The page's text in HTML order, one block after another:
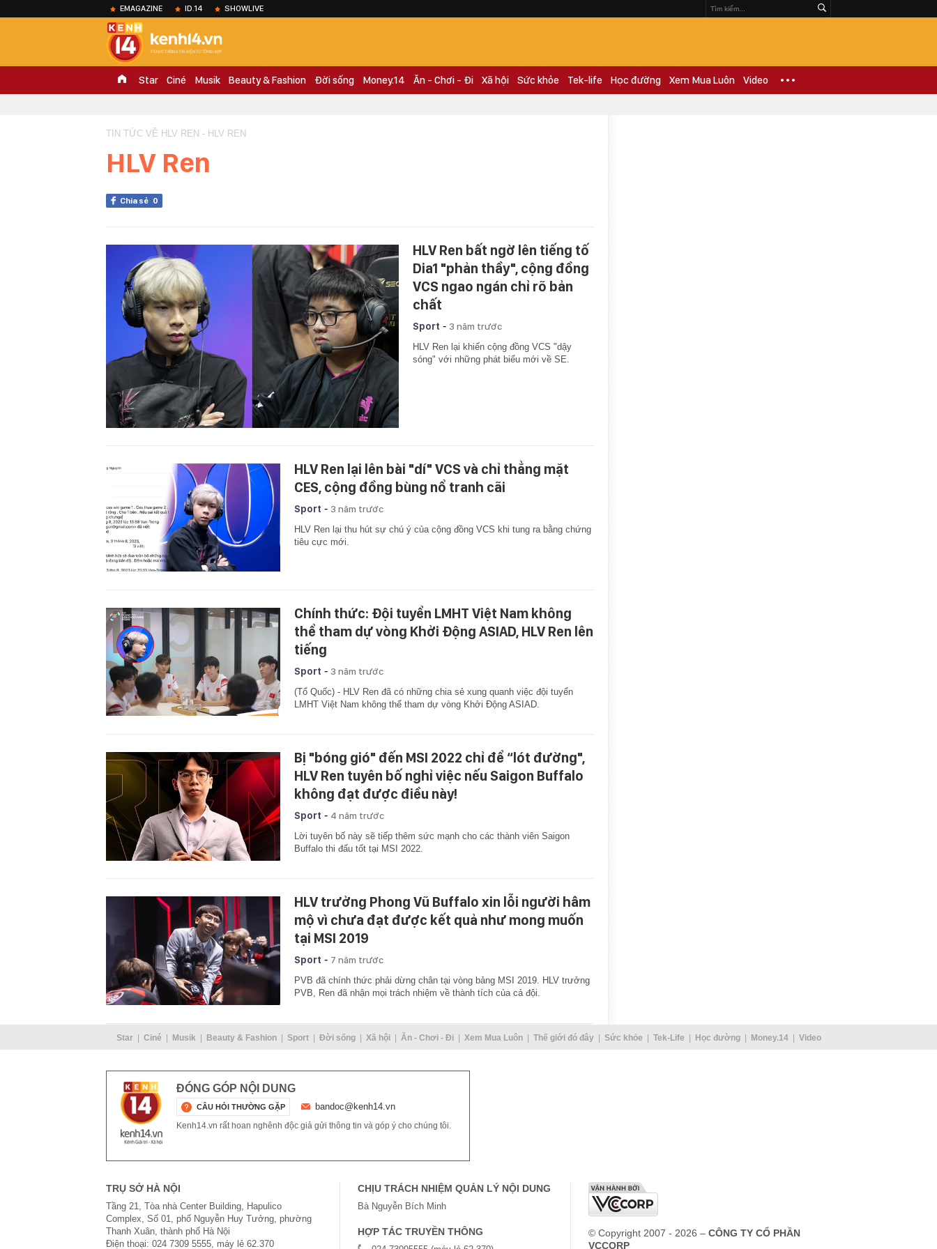
EMAGAZINE ID.14 SHOWLIVE
Star Ciné Musik Beauty & Fashion Đời sống Money.14 Ăn - Chơi - Đi Xã hội Sức khỏe Tek-life Học đường Xem Mua Luôn Video
TIN TỨC VỀ HLV REN - HLV REN
HLV Ren
Chia sẻ 0
HLV Ren bất ngờ lên tiếng tố
Dia1 "phản thầy", cộng đồng
VCS ngao ngán chỉ rõ bản
chất
Sport - 3 năm trước
HLV Ren lại khiến cộng đồng VCS "dậy
sóng" với những phát biểu mới về SE.
HLV Ren lại lên bài "dí" VCS và chỉ thẳng mặt
CES, cộng đồng bùng nổ tranh cãi
Sport - 3 năm trước
HLV Ren lại thu hút sự chú ý của cộng đồng VCS khi tung ra bằng chứng
tiêu cực mới.
Chính thức: Đội tuyển LMHT Việt Nam không
thể tham dự vòng Khởi Động ASIAD, HLV Ren lên
tiếng
Sport - 3 năm trước
(Tổ Quốc) - HLV Ren đã có những chia sẻ xung quanh việc đội tuyển
LMHT Việt Nam không thể tham dự vòng Khởi Động ASIAD.
Bị "bóng gió" đến MSI 2022 chỉ để “lót đường",
HLV Ren tuyên bố nghỉ việc nếu Saigon Buffalo
không đạt được điều này!
Sport - 4 năm trước
Lời tuyên bố này sẽ tiếp thêm sức mạnh cho các thành viên Saigon
Buffalo thi đấu tốt tại MSI 2022.
HLV trưởng Phong Vũ Buffalo xin lỗi người hâm
mộ vì chưa đạt được kết quả như mong muốn
tại MSI 2019
Sport - 7 năm trước
PVB đã chính thức phải dừng chân tại vòng bảng MSI 2019. HLV trưởng
PVB, Ren đã nhận mọi trách nhiệm về thành tích của cả đội.
Star Ciné Musik Beauty & Fashion Sport Đời sống Xã hội Ăn - Chơi - Đi Xem Mua Luôn Thế giới đó đây Sức khỏe Tek-Life Học đường Money.14 Video
ĐÓNG GÓP NỘI DUNG
CÂU HỎI THƯỜNG GẶP bandoc@kenh14.vn
Kenh14.vn rất hoan nghênh độc giả gửi thông tin và góp ý cho chúng tôi.
TRỤ SỞ HÀ NỘI
Tầng 21, Tòa nhà Center Building, Hapulico
Complex, Số 01, phố Nguyễn Huy Tưởng, phường
Thanh Xuân, thành phố Hà Nội
Điện thoại: 024 7309 5555, máy lẻ 62.370
CHỊU TRÁCH NHIỆM QUẢN LÝ NỘI DUNG
Bà Nguyễn Bích Minh
HỢP TÁC TRUYỀN THÔNG © Copyright 2007 - 2026 – CÔNG TY CỔ PHẦN
VCCORP